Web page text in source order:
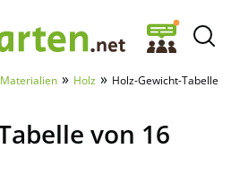
» Holz » Holz-Gewicht-Tabelle
von 16